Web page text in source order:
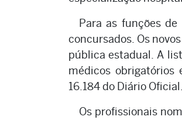
Para as funções
concursados. Os
pública estadual. A
médicos obrigatórios
16.184 do Diário Oficial.
Os profissionais